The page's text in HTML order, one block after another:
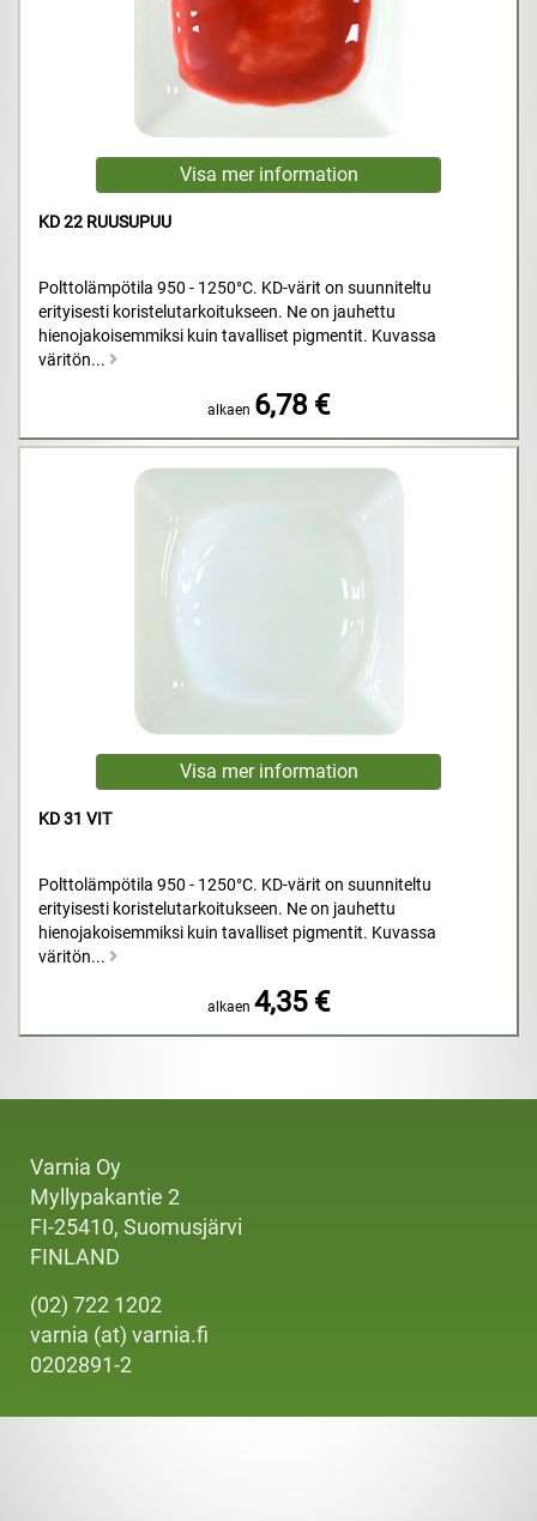
KD 22 RUUSUPUU
Polttolämpötila 950 - 1250°C. KD-värit on suunniteltu
erityisesti koristelutarkoitukseen. Ne on jauhettu
hienojakoisemmiksi kuin tavalliset pigmentit. Kuvassa
väritön...
alkaen 6,78 €
KD 31 VIT
Polttolämpötila 950 - 1250°C. KD-värit on suunniteltu
erityisesti koristelutarkoitukseen. Ne on jauhettu
hienojakoisemmiksi kuin tavalliset pigmentit. Kuvassa
väritön...
alkaen 4,35 €
Varnia Oy
Myllypakantie 2
FI-25410, Suomusjärvi
FINLAND
(02) 722 1202
varnia (at) varnia.fi
0202891-2